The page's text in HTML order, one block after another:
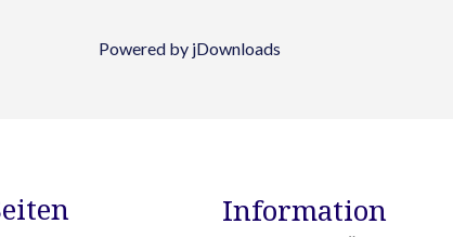
Powered by jDownloads
Information